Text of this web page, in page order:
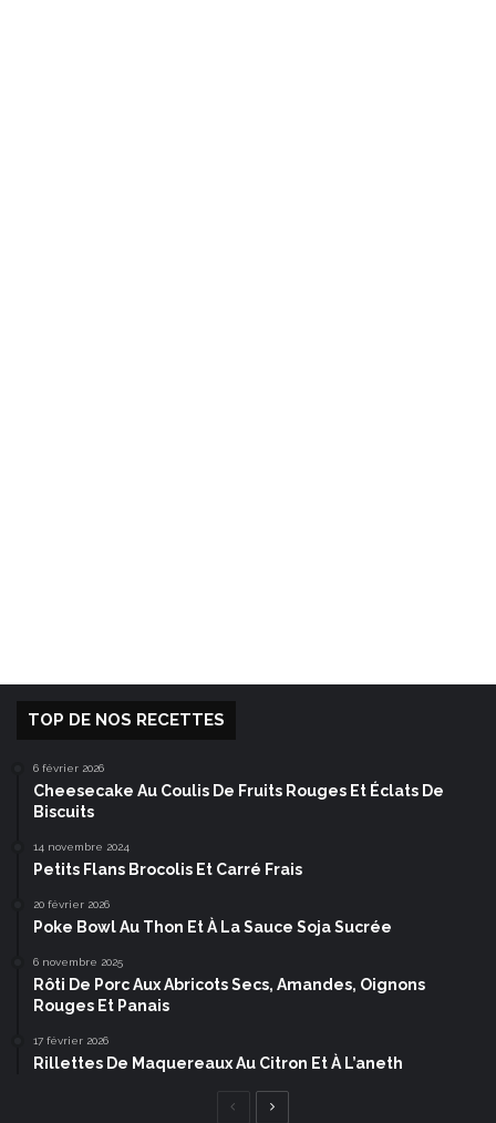
TOP DE NOS RECETTES
6 février 2026
Cheesecake Au Coulis De Fruits Rouges Et Éclats De
Biscuits
14 novembre 2024
Petits Flans Brocolis Et Carré Frais
20 février 2026
Poke Bowl Au Thon Et À La Sauce Soja Sucrée
6 novembre 2025
Rôti De Porc Aux Abricots Secs, Amandes, Oignons
Rouges Et Panais
17 février 2026
Rillettes De Maquereaux Au Citron Et À L’aneth
Page